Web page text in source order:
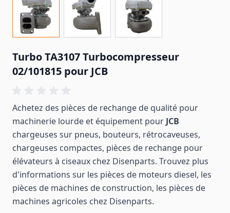
Turbo TA3107 Turbocompresseur
02/101815 pour JCB
Achetez des pièces de rechange de qualité pour
machinerie lourde et équipement pour JCB
chargeuses sur pneus, bouteurs, rétrocaveuses,
chargeuses compactes, pièces de rechange pour
élévateurs à ciseaux chez Disenparts. Trouvez plus
d'informations sur les pièces de moteurs diesel, les
pièces de machines de construction, les pièces de
machines agricoles chez Disenparts.